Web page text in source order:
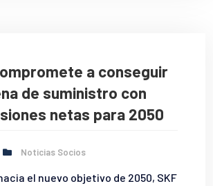
a conseguir
de suministro con
netas para 2050
Noticias Socios
el nuevo objetivo de 2050, SKF